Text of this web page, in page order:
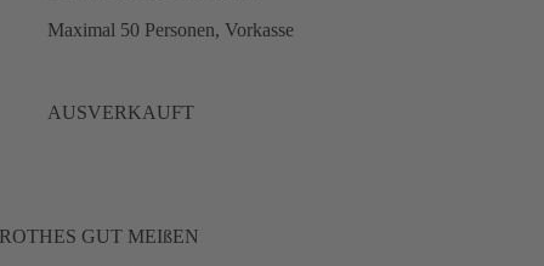
Maximal 50 Personen, Vorkasse
AUSVERKAUFT
ROTHES GUT MEIßEN